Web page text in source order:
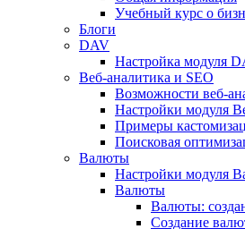
Учебный курс о
Блоги
DAV
Настройка модуля
Веб-аналитика и SEO
Возможности веб-
Настройки модуля
Примеры
Поисковая
Валюты
Настройки модуля
Валюты
Валюты:
Создание